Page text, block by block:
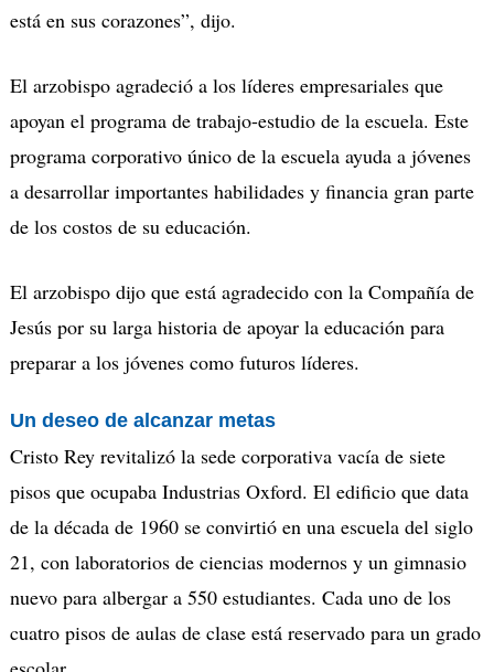
está en sus corazones”, dijo.
El arzobispo agradeció a los líderes empresariales que
apoyan el programa de trabajo-estudio de la escuela. Este
programa corporativo único de la escuela ayuda a jóvenes
a desarrollar importantes habilidades y financia gran parte
de los costos de su educación.
El arzobispo dijo que está agradecido con la Compañía de
Jesús por su larga historia de apoyar la educación para
preparar a los jóvenes como futuros líderes.
Un deseo de alcanzar metas
Cristo Rey revitalizó la sede corporativa vacía de siete
pisos que ocupaba Industrias Oxford. El edificio que data
de la década de 1960 se convirtió en una escuela del siglo
21, con laboratorios de ciencias modernos y un gimnasio
nuevo para albergar a 550 estudiantes. Cada uno de los
cuatro pisos de aulas de clase está reservado para un grado